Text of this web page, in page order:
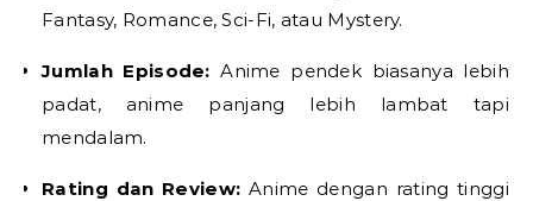
Fantasy, Romance, Sci-Fi, atau Mystery.
Jumlah Episode: Anime pendek biasanya lebih
padat, anime panjang lebih lambat tapi
mendalam.
Rating dan Review: Anime dengan rating tinggi